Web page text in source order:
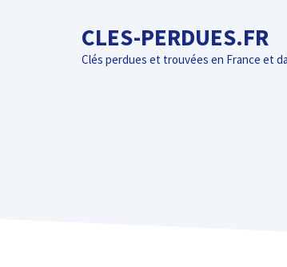
CLES-PERDUES.FR
Clés perdues et trouvées en France et